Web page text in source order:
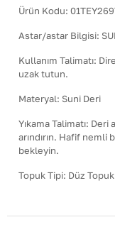
Ürün Kodu:
Astar/astar Bilgisi:
Kullanım Talimatı:
uzak tutun.
Materyal: Suni Deri
Yıkama Talimatı: Deri
arındırın. Hafif nemli
bekleyin.
Topuk Tipi: Düz